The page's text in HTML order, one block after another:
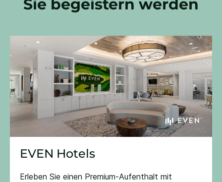
Sie begeistern werden
EVEN Hotels
Erleben Sie einen Premium-Aufenthalt mit